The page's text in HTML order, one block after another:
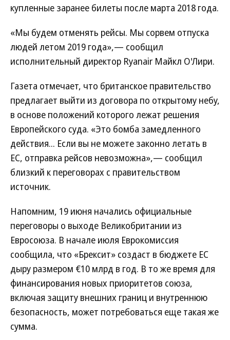
купленные заранее билеты после марта 2018 года.
«Мы будем отменять рейсы. Мы сорвем отпуска
людей летом 2019 года»,— сообщил
исполнительный директор Ryanair Майкл О'Лири.
Газета отмечает, что британское правительство
предлагает выйти из договора по открытому небу,
в основе положений которого лежат решения
Европейского суда. «Это бомба замедленного
действия... Если вы не можете законно летать в
ЕС, отправка рейсов невозможна»,— сообщил
близкий к переговорах с правительством
источник.
Напомним, 19 июня начались официальные
переговоры о выходе Великобритании из
Евросоюза. В начале июля Еврокомиссия
сообщила, что «Брексит» создаст в бюджете ЕС
дыру размером €10 млрд в год. В то же время для
финансирования новых приоритетов союза,
включая защиту внешних границ и внутреннюю
безопасность, может потребоваться еще такая же
сумма.